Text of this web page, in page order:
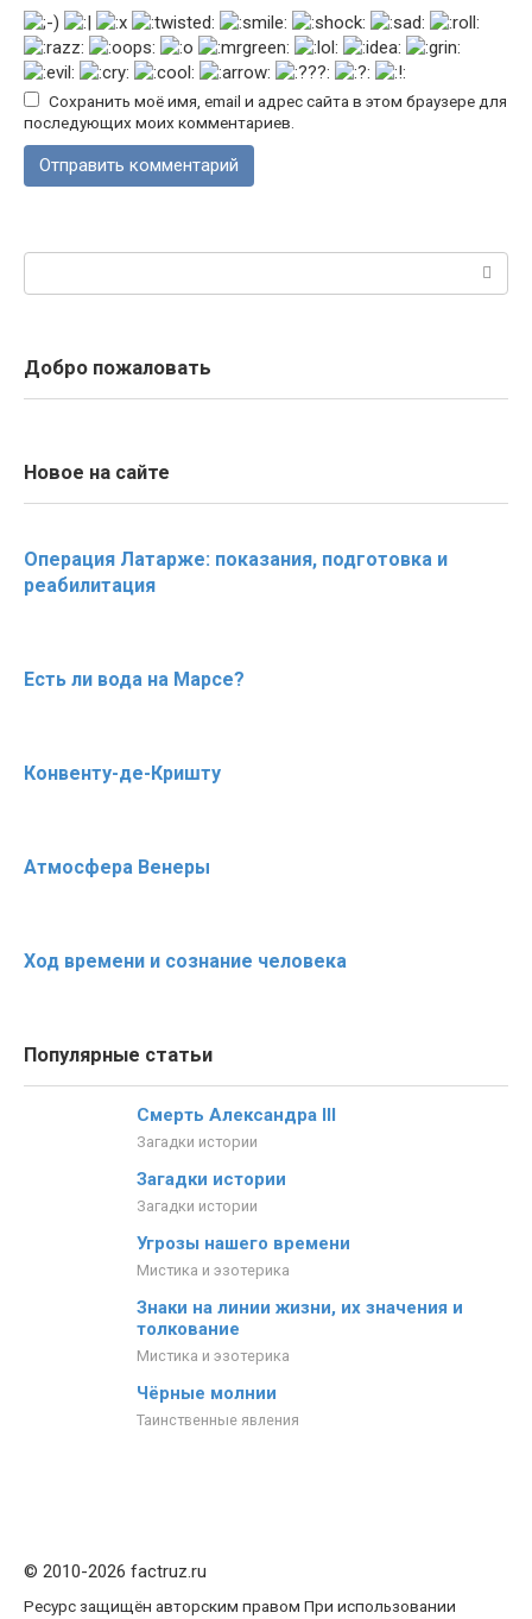
Сохранить моё имя, email и адрес сайта в этом браузере для
последующих моих комментариев.
Поиск:
Добро пожаловать
Новое на сайте
Операция Латарже: показания, подготовка и
реабилитация
Есть ли вода на Марсе?
Конвенту-де-Кришту
Атмосфера Венеры
Ход времени и сознание человека
Популярные статьи
Смерть Александра III
Загадки истории
Загадки истории
Загадки истории
Угрозы нашего времени
Мистика и эзотерика
Знаки на линии жизни, их значения и
толкование
Мистика и эзотерика
Чёрные молнии
Таинственные явления
© 2010-2026 factruz.ru
Ресурс защищён авторским правом При использовании